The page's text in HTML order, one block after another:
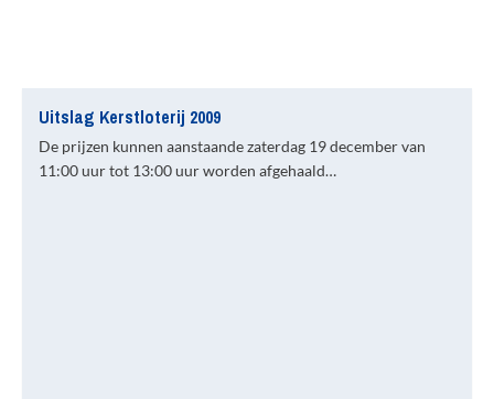
Uitslag Kerstloterij 2009
De prijzen kunnen aanstaande zaterdag 19 december van
11:00 uur tot 13:00 uur worden afgehaald…